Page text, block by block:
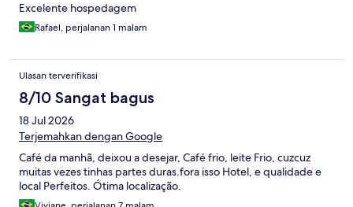
Excelente hospedagem
Rafael, perjalanan 1 malam
Ulasan terverifikasi
8/10 Sangat bagus
18 Jul 2026
Terjemahkan dengan Google
Café da manhã, deixou a desejar, Café frio, leite Frio, cuzcuz
muitas vezes tinhas partes duras.fora isso Hotel, e qualidade e
local Perfeitos. Ótima localização.